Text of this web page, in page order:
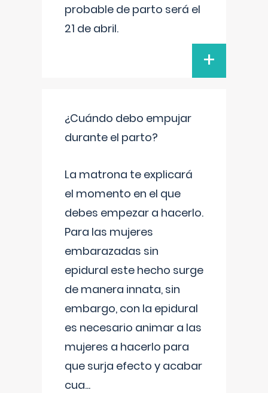
probable de parto será el
21 de abril.
+
¿Cuándo debo empujar
durante el parto?
La matrona te explicará
el momento en el que
debes empezar a hacerlo.
Para las mujeres
embarazadas sin
epidural este hecho surge
de manera innata, sin
embargo, con la epidural
es necesario animar a las
mujeres a hacerlo para
que surja efecto y acabar
cua...